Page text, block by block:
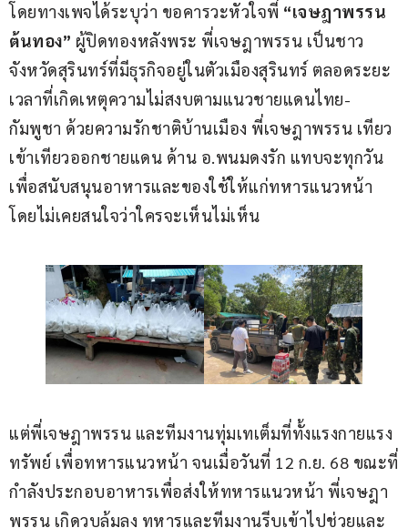
โดยทางเพจได้ระบุว่า ขอคารวะหัวใจพี่ “เจษฎาพรรน
ต้นทอง” ผู้ปิดทองหลังพระ พี่เจษฎาพรรน เป็นชาว
จังหวัดสุรินทร์ที่มีธุรกิจอยู่ในตัวเมืองสุรินทร์ ตลอดระยะ
เวลาที่เกิดเหตุความไม่สงบตามแนวชายแดนไทย-
กัมพูชา ด้วยความรักชาติบ้านเมือง พี่เจษฎาพรรน เทียว
เข้าเทียวออกชายแดน ด้าน อ.พนมดงรัก แทบจะทุกวัน
เพื่อสนับสนุนอาหารและของใช้ให้แก่ทหารแนวหน้า
โดยไม่เคยสนใจว่าใครจะเห็นไม่เห็น
แต่พี่เจษฎาพรรน และทีมงานทุ่มเทเต็มที่ทั้งแรงกายแรง
ทรัพย์ เพื่อทหารแนวหน้า จนเมื่อวันที่ 12 ก.ย. 68 ขณะที่
กำลังประกอบอาหารเพื่อส่งให้ทหารแนวหน้า พี่เจษฎา
พรรน เกิดวูบล้มลง ทหารและทีมงานรีบเข้าไปช่วยและ